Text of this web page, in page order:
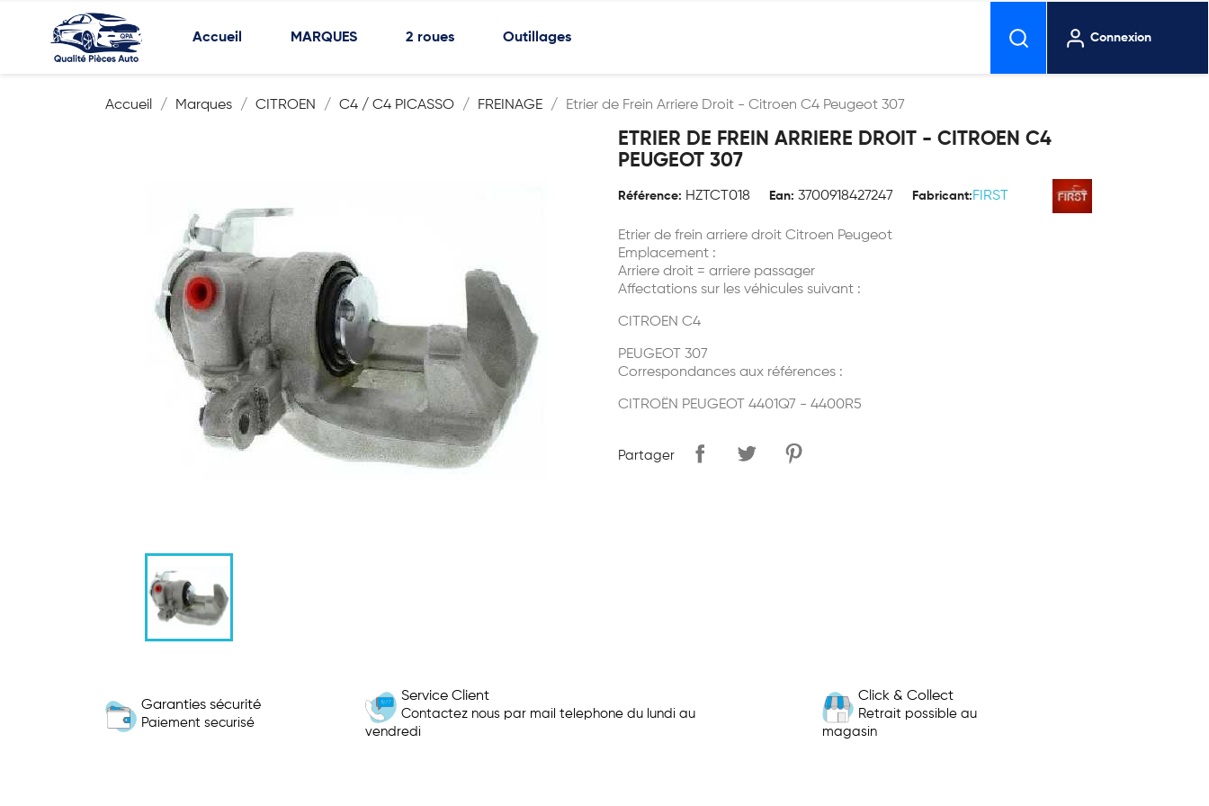
Accueil MARQUES 2 roues Outillages Connexion
Accueil Marques CITROEN C4 / C4 PICASSO FREINAGE Etrier de Frein Arriere Droit - Citroen C4 Peugeot 307
ETRIER DE FREIN ARRIERE DROIT - CITROEN C4
PEUGEOT 307
Référence: HZTCT018 Ean: 3700918427247 Fabricant: FIRST
Etrier de frein arriere droit Citroen Peugeot
Emplacement :
Arriere droit = arriere passager
Affectations sur les véhicules suivant :
CITROEN C4
PEUGEOT 307
Correspondances aux références :
CITROËN PEUGEOT 4401Q7 - 4400R5
Partager
Garanties sécurité
Paiement securisé
Service Client
Contactez nous par mail telephone du lundi au
vendredi
Click & Collect
Retrait possible au
magasin